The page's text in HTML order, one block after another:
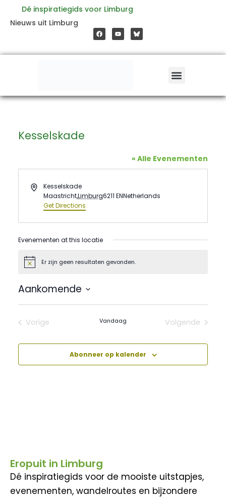
inhoud
Dé inspiratiegids voor Limburg
Nieuws uit Limburg
a
c
e
o
o
o
u
t
b
e
Kesselskade
« Alle Evenementen
AddressKesselskade
Maastricht,Limburg6211 ENNetherlands
Get Directions
Evenementen at this locatie
BerichtEr zijn geen resultaten gevonden.
Aankomende
datum.
Vorige
Vandaag
Volgende
Abonneer op kalender
Eropuit in Limburg
Dé inspiratiegids voor de mooiste uitstapjes,
evenementen, wandelroutes en bijzondere